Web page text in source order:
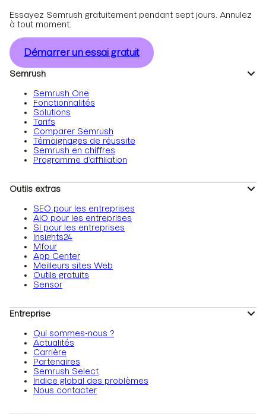
Essayez Semrush gratuitement pendant sept jours. Annulez
à tout moment.
Démarrer un essai gratuit
Semrush
Semrush One
Fonctionnalités
Solutions
Tarifs
Comparer Semrush
Témoignages de réussite
Semrush en chiffres
Programme d’affiliation
Outils extras
SEO pour les entreprises
AIO pour les entreprises
SI pour les entreprises
Insights24
Mfour
App Center
Meilleurs sites Web
Outils gratuits
Sensor
Entreprise
Qui sommes-nous ?
Actualités
Carrière
Partenaires
Semrush Select
Indice global des problèmes
Nous contacter